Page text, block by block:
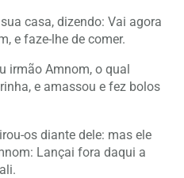
casa, dizendo: Vai agora
e faze-lhe de comer.
irmão Amnom, o qual
e amassou e fez bolos
os diante dele: mas ele
Lançai fora daqui a